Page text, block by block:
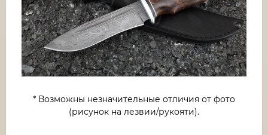
* Возможны незначительные отличия от фото
(рисунок на лезвии/рукояти).